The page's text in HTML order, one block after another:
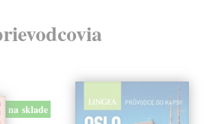
na sklade